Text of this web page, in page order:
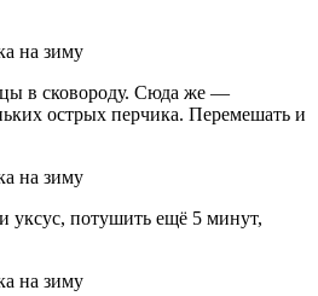
в сковороду. Сюда же —
острых перчика. Перемешать и
уксус, потушить ещё 5 минут,